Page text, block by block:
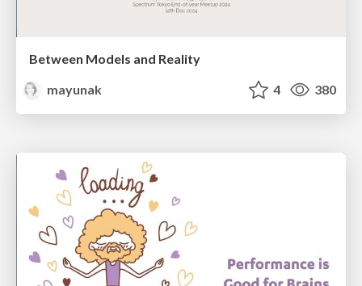
Between Models and Reality
mayunak
4 380